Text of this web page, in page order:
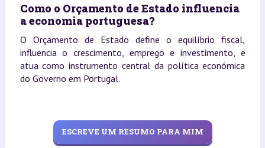
Como o Orçamento de Estado influencia
a economia portuguesa?
O Orçamento de Estado define o equilíbrio fiscal,
influencia o crescimento, emprego e investimento, e
atua como instrumento central da política económica
do Governo em Portugal.
ESCREVE UM RESUMO PARA MIM